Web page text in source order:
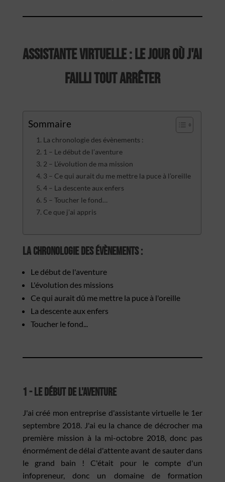
Assistante Virtuelle : le jour où j'ai
failli tout arrêter
Sommaire
La chronologie des évènements :
1 – Le début de l’aventure
2 – L’évolution de ma mission
3 – Ce qui aurait du me mettre la puce à l’oreille
4 – La descente aux enfers
5 – Toucher le fond…
Ce que j’ai appris
La chronologie des évènements:
Le début de l'aventure
L'évolution des missions
Ce qui aurait dû me mettre la puce à l'oreille
La descente aux enfers
Toucher le fond...
1 - Le début de l'aventure
J'ai créé mon entreprise d'assistante virtuelle le 1er
septembre 2018. J'ai eu la chance de décrocher ma
première mission à la mi-octobre 2018, donc pas
énormément de délai d'attente avant de sauter dans
le grand bain ! C'était pour le compte d'un
infopreneur, donc un domaine de formation